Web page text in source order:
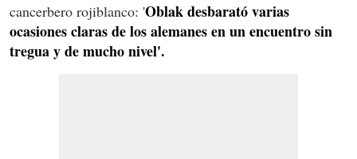
cancerbero rojiblanco: 'Oblak desbarató varias
ocasiones claras de los alemanes en un encuentro sin
tregua y de mucho nivel'.